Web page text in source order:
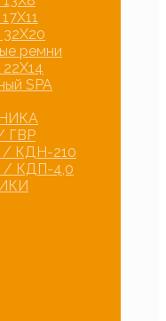
ремни
SPA
ГВР
/ КДН-210
/ КДП-4,0